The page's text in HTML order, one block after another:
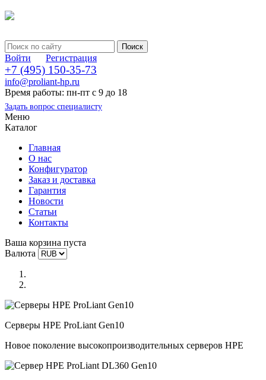
Войти Регистрация
+7 (495) 150-35-73
info@proliant-hp.ru
Время работы: пн-пт с 9 до 18
Задать вопрос специалисту
Меню
Каталог
Главная
О нас
Конфигуратор
Заказ и доставка
Гарантия
Новости
Статьи
Контакты
Ваша корзина пуста
Валюта
Серверы HPE ProLiant Gen10
Новое поколение высокопроизводительных серверов HPE